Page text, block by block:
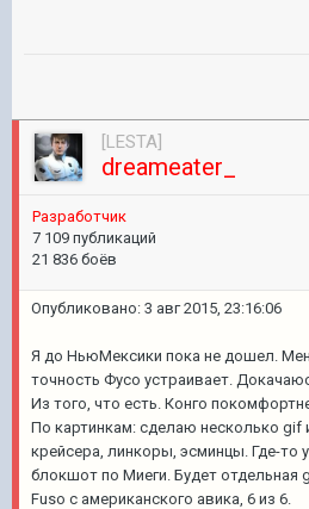
[LESTA]
dreameater_
Разработчик
7 109 публикаций
21 836 боёв
Опубликовано: 3 авг 2015, 23:16:06
Я до НьюМексики пока не дошел.
точность Фусо устраивает.
Из того, что есть. Конго
По картинкам: сделаю несколько gif
крейсера, линкоры, эсминцы. Где-то
блокшот по Миеги. Будет отдельная
Fuso с американского авика, 6 из 6.